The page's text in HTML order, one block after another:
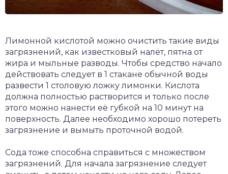
Лимонной кислотой можно очистить такие виды
загрязнений, как известковый налёт, пятна от
жира и мыльные разводы. Чтобы средство начало
действовать следует в 1 стакане обычной воды
развести 1 столовую ложку лимонки. Кислота
должна полностью растворится и только после
этого можно нанести её губкой на 10 минут на
поверхность. Далее необходимо хорошо потереть
загрязнение и вымыть проточной водой.
Сода тоже способна справиться с множеством
загрязнений. Для начала загрязнение следует